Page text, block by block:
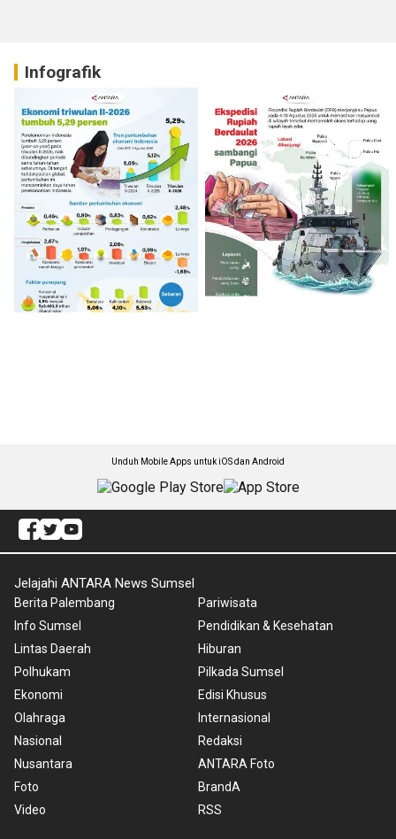
Infografik
Unduh Mobile Apps untuk iOS dan Android
Jelajahi ANTARA News Sumsel
Berita Palembang
Info Sumsel
Lintas Daerah
Polhukam
Ekonomi
Olahraga
Nasional
Nusantara
Foto
Video
Pariwisata
Pendidikan & Kesehatan
Hiburan
Pilkada Sumsel
Edisi Khusus
Internasional
Redaksi
ANTARA Foto
BrandA
RSS